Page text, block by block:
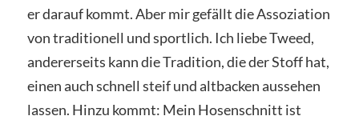
er darauf kommt. Aber mir gefällt die Assoziation
von traditionell und sportlich. Ich liebe Tweed,
andererseits kann die Tradition, die der Stoff hat,
einen auch schnell steif und altbacken aussehen
lassen. Hinzu kommt: Mein Hosenschnitt ist